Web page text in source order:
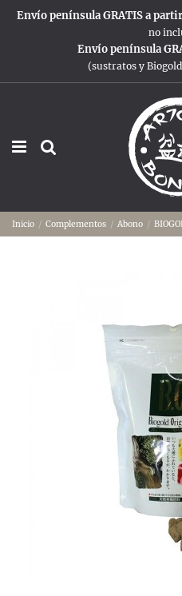
Envío península GRATIS a
no
Envío península
(sustratos y
Inicio Complementos Abono